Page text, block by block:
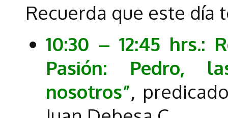
Recuerda que este día
10:30 – 12:45 hrs.:
Pasión: Pedro,
nosotros”,